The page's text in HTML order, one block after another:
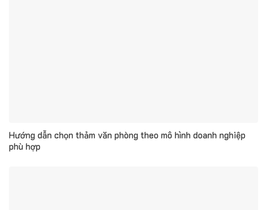
Hướng dẫn chọn thảm văn phòng theo mô hình doanh nghiệp
phù hợp